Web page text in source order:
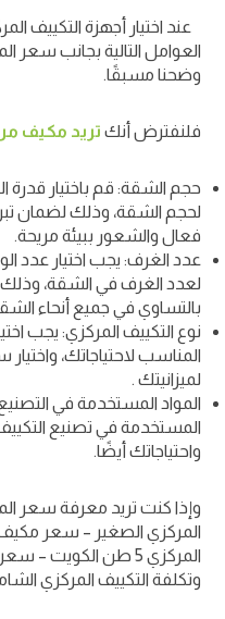
عند اختيار أجهزة التكييف
العوامل التالية بجانب سعر
وضحنا مسبقًا.
فلنفترض أنك تريد مكيف
حجم الشقة: قم باختيار قدرة
لحجم الشقة، وذلك لضمان
فعال والشعور ببيئة مريحة.
عدد الغرف: يجب اختيار عدد
لعدد الغرف في الشقة، وذلك
بالتساوي في جميع أنحاء
نوع التكييف المركزي: يجب
المناسب لاحتياجاتك،
لميزانيتك .
المواد المستخدمة في
المستخدمة في تصنيع
واحتياجاتك أيضًا.
وإذا كنت تريد معرفة سعر
وتكلفة التكييف المركزي